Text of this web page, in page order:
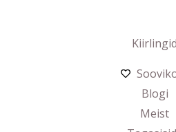
Kiirlingid
Blogi
Meist